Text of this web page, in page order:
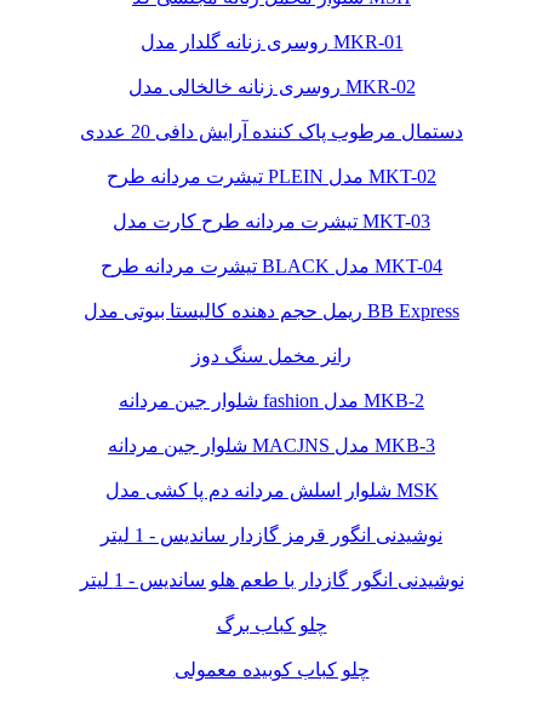
روسری زنانه گلدار مدل MKR-01
روسری زنانه خالخالی مدل MKR-02
دستمال مرطوب پاک کننده آرایش دافی 20 عددی
تیشرت مردانه طرح PLEIN مدل MKT-02
تیشرت مردانه طرح کارت مدل MKT-03
تیشرت مردانه طرح BLACK مدل MKT-04
ریمل حجم دهنده کالیستا بیوتی مدل BB Express
رانر مخمل سنگ دوز
شلوار جین مردانه fashion مدل MKB-2
شلوار جین مردانه MACJNS مدل MKB-3
شلوار اسلش مردانه دم پا کشی مدل MSK
نوشیدنی انگور قرمز گازدار ساندیس - 1 لیتر
نوشیدنی انگور گازدار با طعم هلو ساندیس - 1 لیتر
چلو کباب برگ
چلو کباب کوبیده معمولی